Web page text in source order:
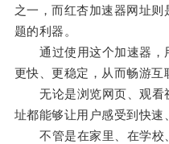
之一，而红杏加速器网址
题的利器。
通过使用这个加速器，
更快、更稳定，从而畅游互
无论是浏览网页、观看
址都能够让用户感受到快速
不管是在家里、在学校